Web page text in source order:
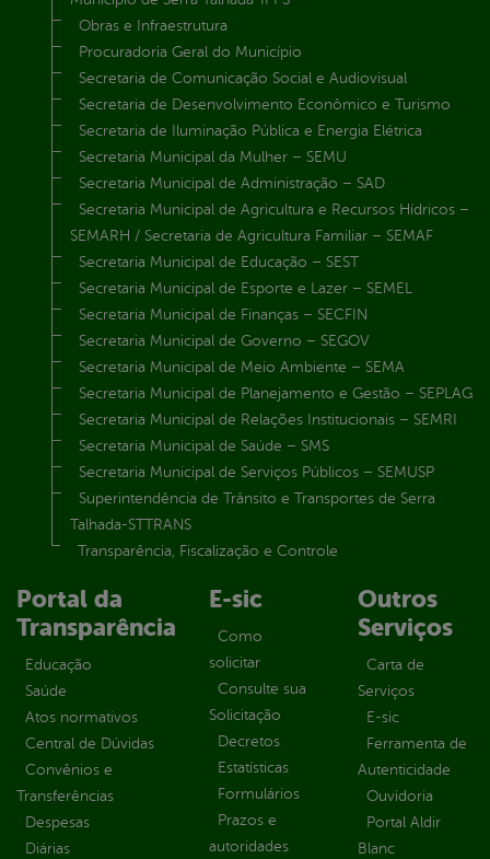
Obras e Infraestrutura
Procuradoria Geral do Município
Secretaria de Comunicação Social e Audiovisual
Secretaria de Desenvolvimento Econômico e Turismo
Secretaria de Iluminação Pública e Energia Elétrica
Secretaria Municipal da Mulher – SEMU
Secretaria Municipal de Administração – SAD
Secretaria Municipal de Agricultura e Recursos Hídricos –
SEMARH / Secretaria de Agricultura Familiar – SEMAF
Secretaria Municipal de Educação – SEST
Secretaria Municipal de Esporte e Lazer – SEMEL
Secretaria Municipal de Finanças – SECFIN
Secretaria Municipal de Governo – SEGOV
Secretaria Municipal de Meio Ambiente – SEMA
Secretaria Municipal de Planejamento e Gestão – SEPLAG
Secretaria Municipal de Relações Institucionais – SEMRI
Secretaria Municipal de Saúde – SMS
Secretaria Municipal de Serviços Públicos – SEMUSP
Superintendência de Trânsito e Transportes de Serra
Talhada-STTRANS
Transparência, Fiscalização e Controle
Portal da
Transparência
Educação
Saúde
Atos normativos
Central de Dúvidas
Convênios e
Transferências
Despesas
Diárias
E-sic
Como
solicitar
Consulte sua
Solicitação
Decretos
Estatísticas
Formulários
Prazos e
autoridades
Outros
Serviços
Carta de
Serviços
E-sic
Ferramenta de
Autenticidade
Ouvidoria
Portal Aldir
Blanc